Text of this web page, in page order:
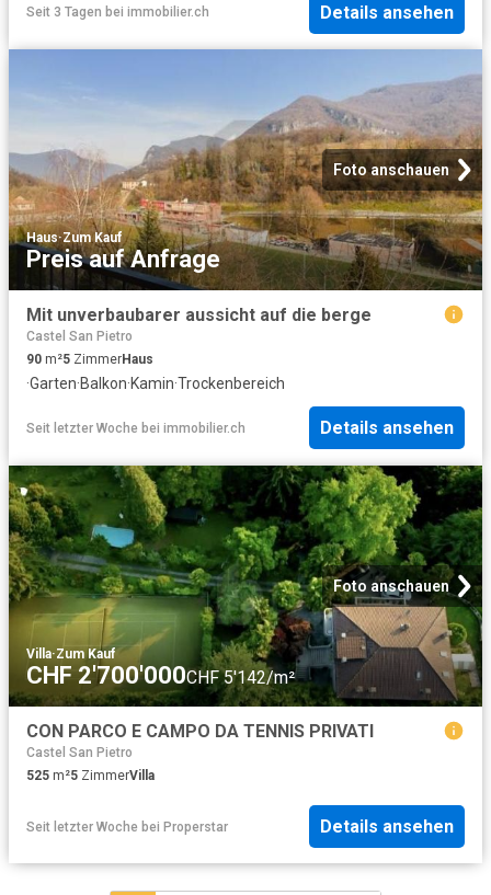
Seit 3 Tagen bei immobilier.ch Details ansehen
Foto anschauen
Haus·Zum Kauf
Preis auf Anfrage
Mit unverbaubarer aussicht auf die berge
Castel San Pietro
90 m²5 ZimmerHaus
·Garten·Balkon·Kamin·Trockenbereich
Seit letzter Woche bei immobilier.ch Details ansehen
Foto anschauen
Villa·Zum Kauf
CHF 2'700'000CHF 5'142/m²
CON PARCO E CAMPO DA TENNIS PRIVATI
Castel San Pietro
525 m²5 ZimmerVilla
Seit letzter Woche bei Properstar Details ansehen